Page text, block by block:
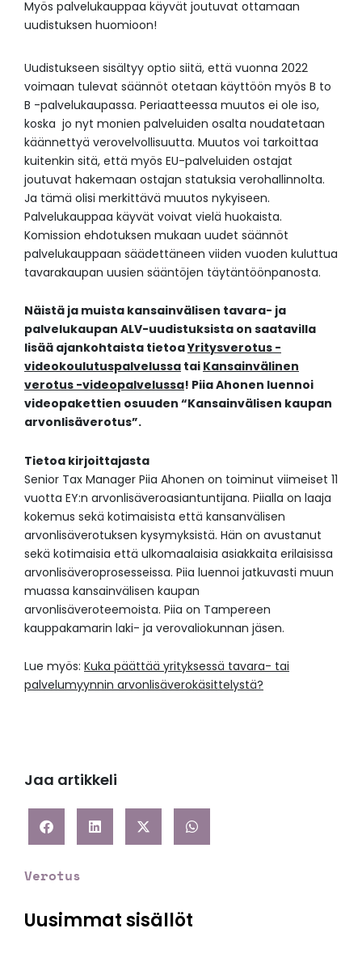
Myös palvelukauppaa käyvät joutuvat ottamaan
uudistuksen huomioon!
Uudistukseen sisältyy optio siitä, että vuonna 2022
voimaan tulevat säännöt otetaan käyttöön myös B to
B -palvelukaupassa. Periaatteessa muutos ei ole iso,
koska jo nyt monien palveluiden osalta noudatetaan
käännettyä verovelvollisuutta. Muutos voi tarkoittaa
kuitenkin sitä, että myös EU-palveluiden ostajat
joutuvat hakemaan ostajan statuksia verohallinnolta.
Ja tämä olisi merkittävä muutos nykyiseen.
Palvelukauppaa käyvät voivat vielä huokaista.
Komission ehdotuksen mukaan uudet säännöt
palvelukauppaan säädettäneen viiden vuoden kuluttua
tavarakaupan uusien sääntöjen täytäntöönpanosta.
Näistä ja muista kansainvälisen tavara- ja
palvelukaupan ALV-uudistuksista on saatavilla
lisää ajankohtaista tietoaYritysverotus -
videokoulutuspalvelussa tai Kansainvälinen
verotus -videopalvelussa! Piia Ahonen luennoi
videopakettien osuuden “Kansainvälisen kaupan
arvonlisäverotus”.
Tietoa kirjoittajasta
Senior Tax Manager Piia Ahonen on toiminut viimeiset 11
vuotta EY:n arvonlisäveroasiantuntijana. Piialla on laaja
kokemus sekä kotimaisista että kansanvälisen
arvonlisäverotuksen kysymyksistä. Hän on avustanut
sekä kotimaisia että ulkomaalaisia asiakkaita erilaisissa
arvonlisäveroprosesseissa. Piia luennoi jatkuvasti muun
muassa kansainvälisen kaupan
arvonlisäveroteemoista. Piia on Tampereen
kauppakamarin laki- ja verovaliokunnan jäsen.
Lue myös: Kuka päättää yrityksessä tavara- tai
palvelumyynnin arvonlisäverokäsittelystä?
Jaa artikkeli
Verotus
Uusimmat sisällöt